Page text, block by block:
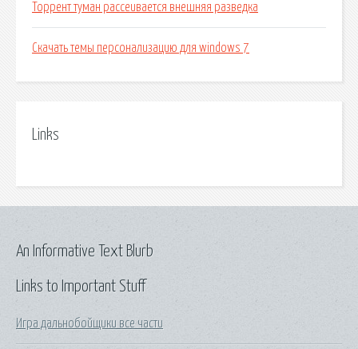
Торрент туман рассеивается внешняя разведка
Скачать темы персонализацию для windows 7
Links
Links to Important Stuff
Игра дальнобойщики все части
An Informative Text Blurb